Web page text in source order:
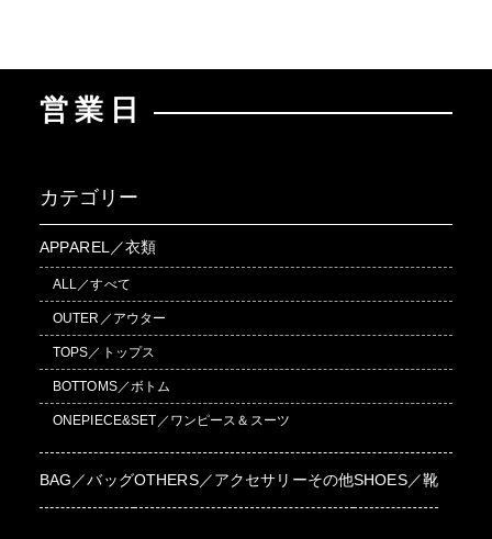
営業日
カテゴリー
APPAREL／衣類
ALL／すべて
OUTER／アウター
TOPS／トップス
BOTTOMS／ボトム
ONEPIECE&SET／ワンピース＆スーツ
BAG／バッグOTHERS／アクセサリーその他SHOES／靴